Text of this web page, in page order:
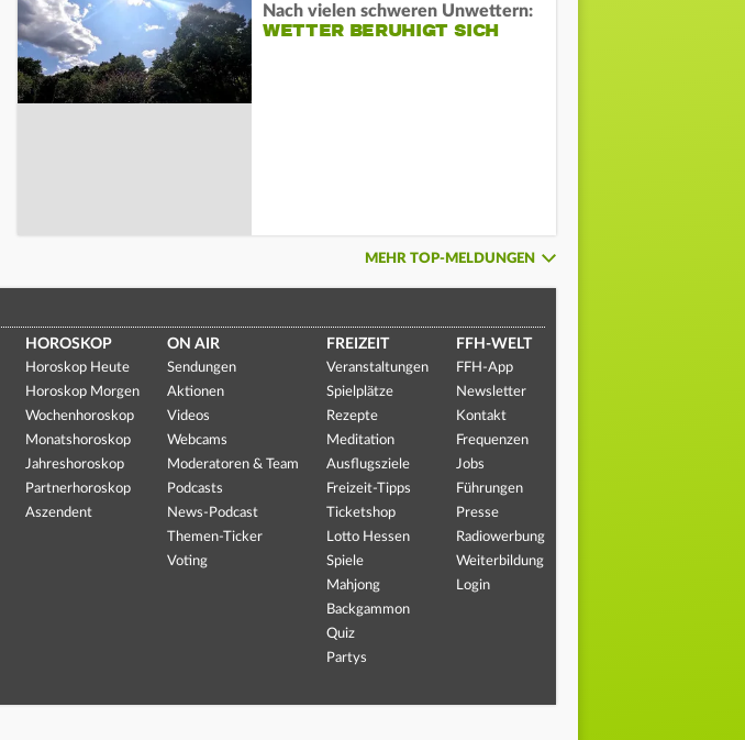
Nach vielen schweren Unwettern:
WETTER BERUHIGT SICH
MEHR TOP-MELDUNGEN
HOROSKOP
Horoskop Heute
Horoskop Morgen
Wochenhoroskop
Monatshoroskop
Jahreshoroskop
Partnerhoroskop
Aszendent
ON AIR
Sendungen
Aktionen
Videos
Webcams
Moderatoren & Team
Podcasts
News-Podcast
Themen-Ticker
Voting
FREIZEIT
Veranstaltungen
Spielplätze
Rezepte
Meditation
Ausflugsziele
Freizeit-Tipps
Ticketshop
Lotto Hessen
Spiele
Mahjong
Backgammon
Quiz
Partys
FFH-WELT
FFH-App
Newsletter
Kontakt
Frequenzen
Jobs
Führungen
Presse
Radiowerbung
Weiterbildung
Login